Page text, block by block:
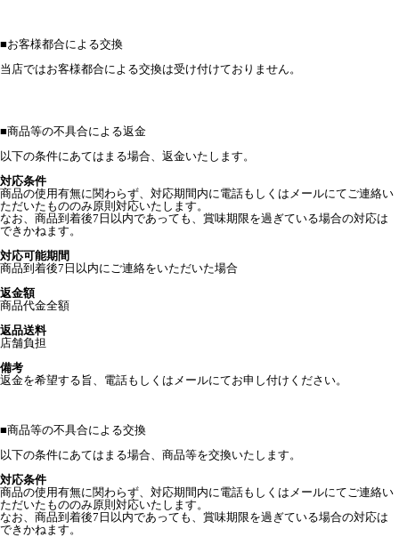
■お客様都合による交換
当店ではお客様都合による交換は受け付けておりません。
■商品等の不具合による返金
以下の条件にあてはまる場合、返金いたします。
対応条件
商品の使用有無に関わらず、対応期間内に電話もしくはメールにてご連絡い
ただいたもののみ原則対応いたします。
なお、商品到着後7日以内であっても、賞味期限を過ぎている場合の対応は
できかねます。
対応可能期間
商品到着後7日以内にご連絡をいただいた場合
返金額
商品代金全額
返品送料
店舗負担
備考
返金を希望する旨、電話もしくはメールにてお申し付けください。
■商品等の不具合による交換
以下の条件にあてはまる場合、商品等を交換いたします。
対応条件
商品の使用有無に関わらず、対応期間内に電話もしくはメールにてご連絡い
ただいたもののみ原則対応いたします。
なお、商品到着後7日以内であっても、賞味期限を過ぎている場合の対応は
できかねます。